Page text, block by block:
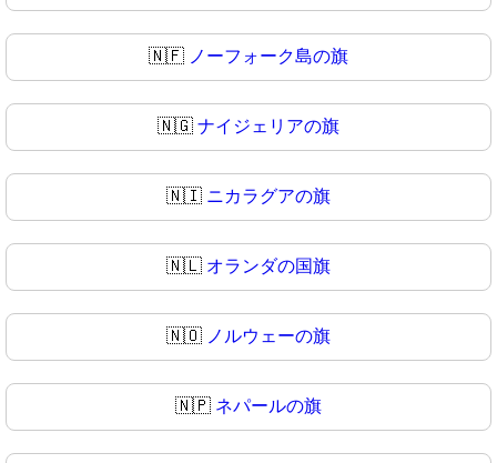
🇳🇫 ノーフォーク島の旗
🇳🇬 ナイジェリアの旗
🇳🇮 ニカラグアの旗
🇳🇱 オランダの国旗
🇳🇴 ノルウェーの旗
🇳🇵 ネパールの旗